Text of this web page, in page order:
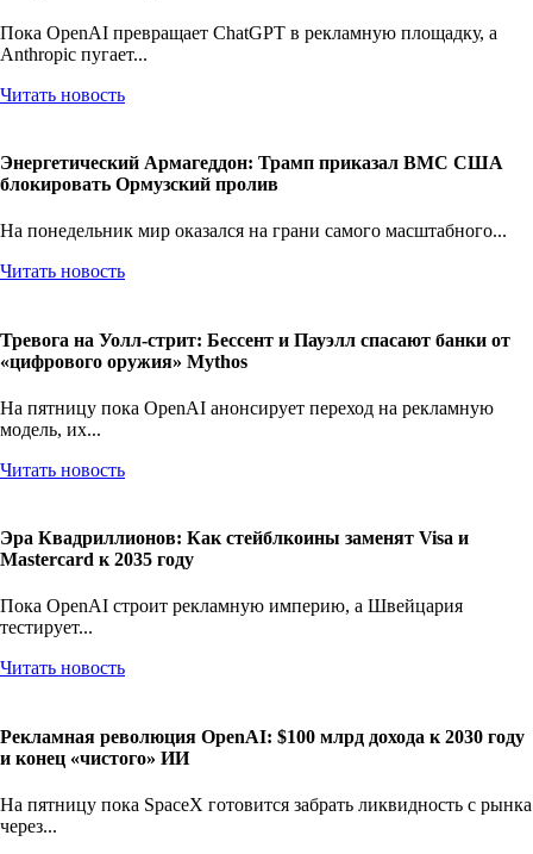
Пока OpenAI превращает ChatGPT в рекламную площадку, а
Anthropic пугает...
Читать новость
Энергетический Армагеддон: Трамп приказал ВМС США
блокировать Ормузский пролив
На понедельник мир оказался на грани самого масштабного...
Читать новость
Тревога на Уолл-стрит: Бессент и Пауэлл спасают банки от
«цифрового оружия» Mythos
На пятницу пока OpenAI анонсирует переход на рекламную
модель, их...
Читать новость
Эра Квадриллионов: Как стейблкоины заменят Visa и
Mastercard к 2035 году
Пока OpenAI строит рекламную империю, а Швейцария
тестирует...
Читать новость
Рекламная революция OpenAI: $100 млрд дохода к 2030 году
и конец «чистого» ИИ
На пятницу пока SpaceX готовится забрать ликвидность с рынка
через...